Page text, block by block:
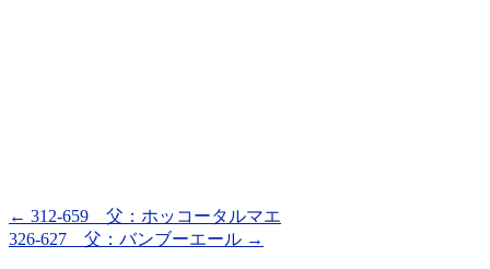
← 312-659 父：ホッコータルマエ
326-627 父：バンブーエール →